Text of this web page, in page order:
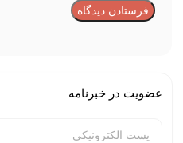
عضویت در خبرنامه